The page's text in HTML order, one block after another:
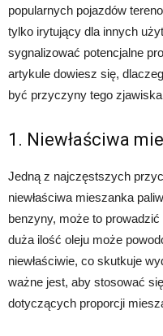
popularnych pojazdów
tylko irytujący dla innych
sygnalizować potencjalne
artykule dowiesz się,
być przyczyny tego
1. Niewłaściwa
Jedną z najczęstszych
niewłaściwa mieszanka
benzyny, może to
duża ilość oleju może
niewłaściwie, co skutkuje
ważne jest, aby stosować
dotyczących proporcji